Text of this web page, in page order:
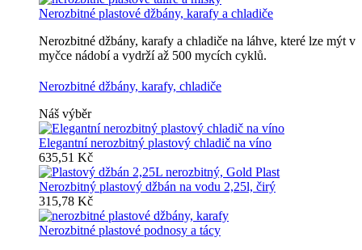
Nerozbitné plastové džbány, karafy a chladiče
Nerozbitné džbány, karafy a chladiče na láhve, které lze mýt v
myčce nádobí a vydrží až 500 mycích cyklů.
Nerozbitné džbány, karafy, chladiče
Náš výběr
Elegantní nerozbitný plastový chladič na víno
635,51 Kč
Nerozbitný plastový džbán na vodu 2,25l, čirý
315,78 Kč
Nerozbitné plastové podnosy a tácy